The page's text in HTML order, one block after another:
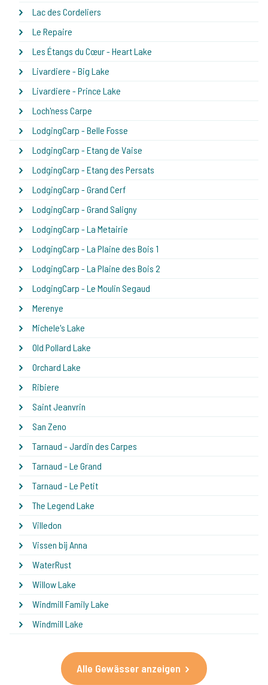
Lac des Cordeliers
Le Repaire
Les Étangs du Cœur - Heart Lake
Livardiere - Big Lake
Livardiere - Prince Lake
Loch'ness Carpe
LodgingCarp - Belle Fosse
LodgingCarp - Etang de Vaise
LodgingCarp - Etang des Persats
LodgingCarp - Grand Cerf
LodgingCarp - Grand Saligny
LodgingCarp - La Metairie
LodgingCarp - La Plaine des Bois 1
LodgingCarp - La Plaine des Bois 2
LodgingCarp - Le Moulin Segaud
Merenye
Michele's Lake
Old Pollard Lake
Orchard Lake
Ribiere
Saint Jeanvrin
San Zeno
Tarnaud - Jardin des Carpes
Tarnaud - Le Grand
Tarnaud - Le Petit
The Legend Lake
Villedon
Vissen bij Anna
WaterRust
Willow Lake
Windmill Family Lake
Windmill Lake
Alle Gewässer anzeigen